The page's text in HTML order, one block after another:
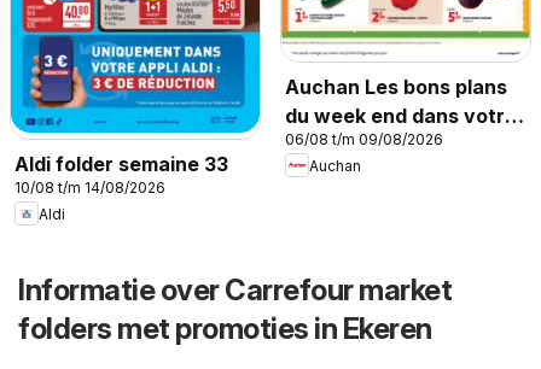
Aldi folder semaine 33
10/08 t/m 14/08/2026
Aldi
Auchan Les bons plans
du week end dans votre
hyper !
06/08 t/m 09/08/2026
Auchan
Informatie over Carrefour market
folders met promoties in Ekeren